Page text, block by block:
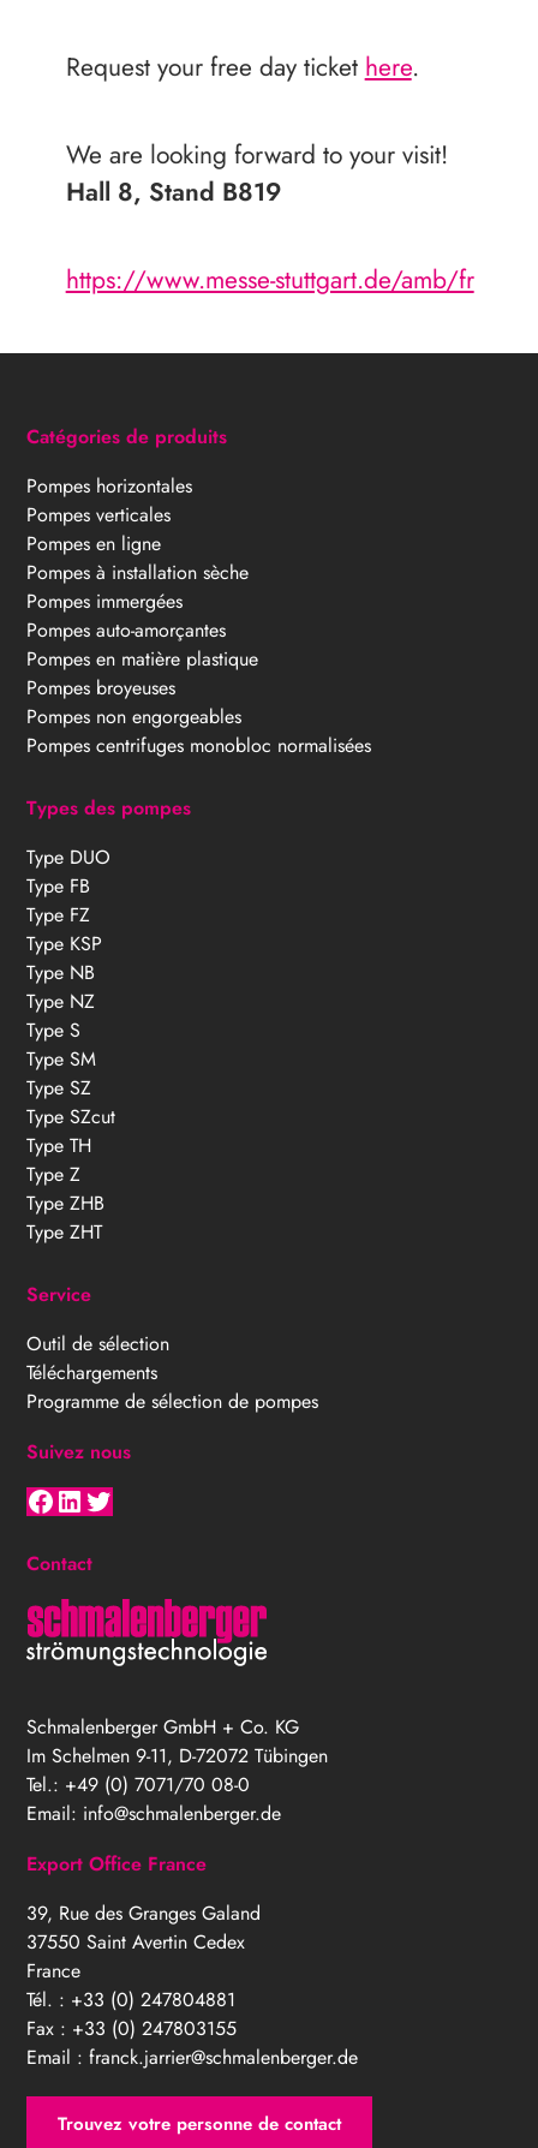
Request your free day ticket here.
We are looking forward to your visit!
Hall 8, Stand B819
https://www.messe-stuttgart.de/amb/fr
Catégories de produits
Pompes horizontales
Pompes verticales
Pompes en ligne
Pompes à installation sèche
Pompes immergées
Pompes auto-amorçantes
Pompes en matière plastique
Pompes broyeuses
Pompes non engorgeables
Pompes centrifuges monobloc normalisées
Types des pompes
Type DUO
Type FB
Type FZ
Type KSP
Type NB
Type NZ
Type S
Type SM
Type SZ
Type SZcut
Type TH
Type Z
Type ZHB
Type ZHT
Service
Outil de sélection
Téléchargements
Programme de sélection de pompes
Suivez nous
Facebook
LinkedIn
Twitter
Contact
Schmalenberger GmbH + Co. KG
Im Schelmen 9-11, D-72072 Tübingen
Tel.: +49 (0) 7071/70 08-0
Email: info@schmalenberger.de
Export Office France
39, Rue des Granges Galand
37550 Saint Avertin Cedex
France
Tél. : +33 (0) 247804881
Fax : +33 (0) 247803155
Email :franck.jarrier@schmalenberger.de
Trouvez votre personne de contact